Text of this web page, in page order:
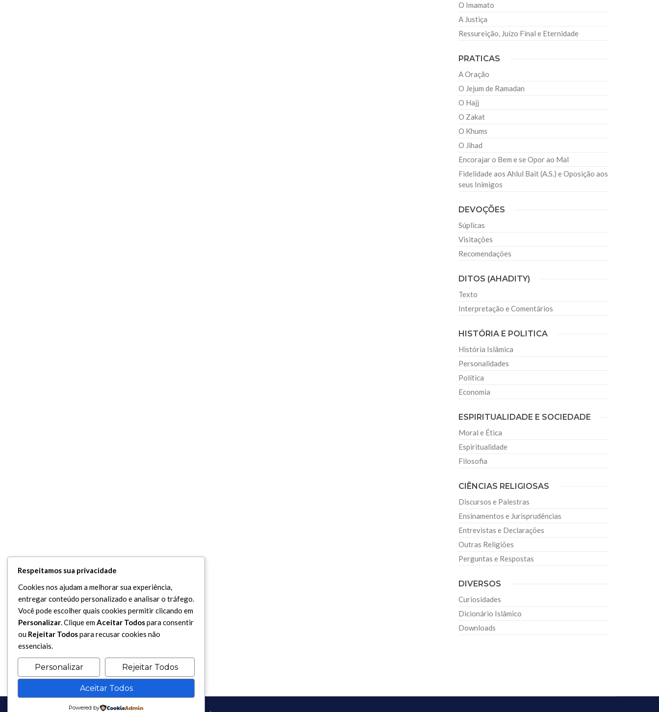
O Imamato
A Justiça
Ressureição, Juízo Final e Eternidade
PRATICAS
A Oração
O Jejum de Ramadan
O Hajj
O Zakat
O Khums
O Jihad
Encorajar o Bem e se Opor ao Mal
Fidelidade aos Ahlul Bait (A.S.) e Oposição aos
seus Inimigos
DEVOÇÕES
Súplicas
Visitações
Recomendações
DITOS (AHADITY)
Texto
Interpretação e Comentários
HISTÓRIA E POLITICA
História Islâmica
Personalidades
Política
Economia
ESPIRITUALIDADE E SOCIEDADE
Moral e Ética
Espiritualidade
Filosofia
CIÊNCIAS RELIGIOSAS
Discursos e Palestras
Ensinamentos e Jurisprudências
Entrevistas e Declarações
Outras Religiões
Perguntas e Respostas
DIVERSOS
Curiosidades
Dicionário Islâmico
Downloads
Respeitamos sua privacidade
Cookies nos ajudam a melhorar sua experiência,
entregar conteúdo personalizado e analisar o tráfego.
Você pode escolher quais cookies permitir clicando em
Personalizar. Clique emAceitar Todospara consentir
ou Rejeitar Todospara recusar cookies não
essenciais.
Personalizar Rejeitar Todos
Aceitar Todos
Powered by